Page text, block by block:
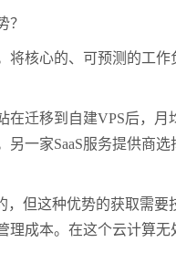
？
将核心的、可预测的工作
在迁移到自建VPS后，月
另一家SaaS服务提供商选
，但这种优势的获取需
理成本。在这个云计算